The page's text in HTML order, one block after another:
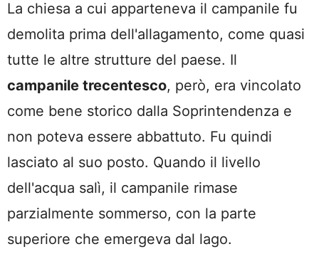
La chiesa a cui apparteneva il campanile fu
demolita prima dell'allagamento, come quasi
tutte le altre strutture del paese. Il
campanile trecentesco, però, era vincolato
come bene storico dalla Soprintendenza e
non poteva essere abbattuto. Fu quindi
lasciato al suo posto. Quando il livello
dell'acqua salì, il campanile rimase
parzialmente sommerso, con la parte
superiore che emergeva dal lago.